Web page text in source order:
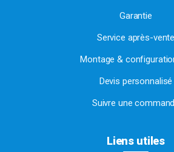
Garantie
Service après-vente
Montage &
Devis personnalisé
Suivre une
Liens utiles